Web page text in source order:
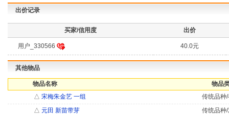
出价记录
买家/信用度 出价
用户_330566 40.0元
其他物品
物品名称
物品
△ 宋梅朱金艺 一组
传统品种
△ 元田 新苗带芽
传统品种